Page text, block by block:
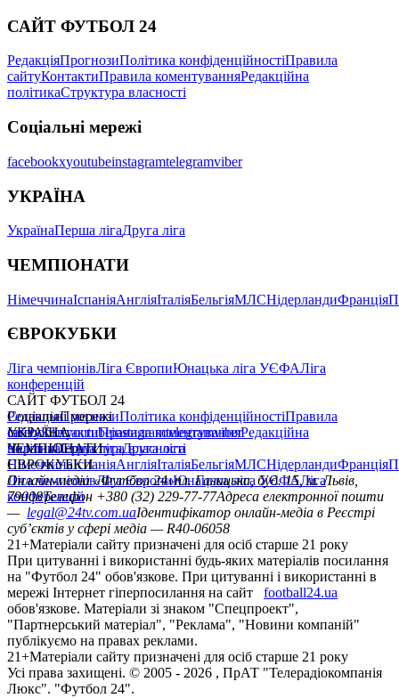
САЙТ ФУТБОЛ 24
РедакціяПрогнозиПолітика конфіденційностіПравила
сайтуКонтактиПравила коментуванняРедакційна
політикаСтруктура власності
Соціальні мережі
facebookxyoutubeinstagramtelegramviber
УКРАЇНА
УкраїнаПерша лігаДруга ліга
ЧЕМПІОНАТИ
НімеччинаІспаніяАнгліяІталіяБельгіяМЛСНідерландиФранція
ЄВРОКУБКИ
Ліга чемпіонівЛіга ЄвропиЮнацька ліга УЄФАЛіга
конференцій
САЙТ ФУТБОЛ 24
РедакціяПрогнозиПолітика конфіденційностіПравила
сайтуКонтактиПравила коментуванняРедакційна
політикаСтруктура власності
Соціальні мережі
facebookxyoutubeinstagramtelegramviber
УКРАЇНА
УкраїнаПерша лігаДруга ліга
ЧЕМПІОНАТИ
НімеччинаІспаніяАнгліяІталіяБельгіяМЛСНідерландиФранція
ЄВРОКУБКИ
Ліга чемпіонівЛіга ЄвропиЮнацька ліга УЄФАЛіга
конференцій
Онлайн-медіа «Футбол 24»пл. Галицька, буд. 15, м. Львів,
79008Телефон +380 (32) 229-77-77Адреса електронної пошти
— legal@24tv.com.uaІдентифікатор онлайн-медіа в Реєстрі
суб’єктів у сфері медіа — R40-06058
21+Матеріали сайту призначені для осіб старше 21 року
При цитуванні і використанні будь-яких матеріалів посилання
на "Футбол 24" обов'язкове. При цитуванні і використанні в
мережі Інтернет гіперпосилання на сайт
football24.ua
обов'язкове. Матеріали зі знаком "Спецпроект",
"Партнерський матеріал", "Реклама", "Новини компаній"
публікуємо на правах реклами.
21+Матеріали сайту призначені для осіб старше 21 року
Усi права захищенi. © 2005 - 2026 , ПрАТ "Телерадіокомпанія
Люкс". "Футбол 24".